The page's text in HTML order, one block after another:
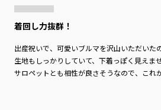
着回し力抜群！
出産祝いで、可愛いブルマを沢山いただい
生地もしっかりしていて、下着っぽく見え
サロペットとも相性が良さそうなので、これ